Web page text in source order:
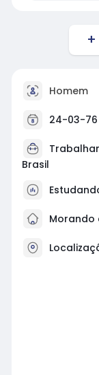
Homem
24-03-76
Brasil
Morando